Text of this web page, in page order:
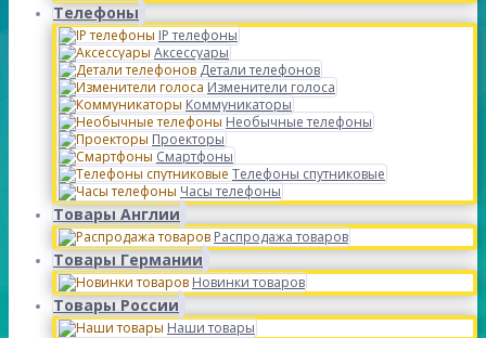
Телефоны
IP телефоны
Аксессуары
Детали телефонов
Изменители голоса
Коммуникаторы
Необычные телефоны
Проекторы
Смартфоны
Телефоны спутниковые
Часы телефоны
Товары Англии
Распродажа товаров
Товары Германии
Новинки товаров
Товары России
Наши товары